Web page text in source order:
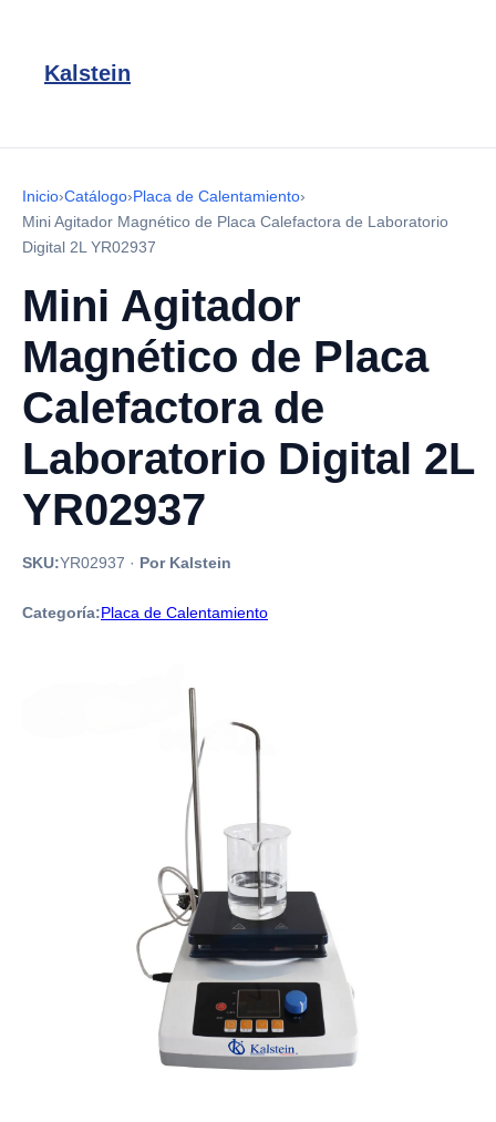
Kalstein
Inicio›Catálogo›Placa de Calentamiento›
Mini Agitador Magnético de Placa Calefactora de Laboratorio
Digital 2L YR02937
Mini Agitador
Magnético de Placa
Calefactora de
Laboratorio Digital 2L
YR02937
SKU:YR02937 · Por Kalstein
Categoría:Placa de Calentamiento